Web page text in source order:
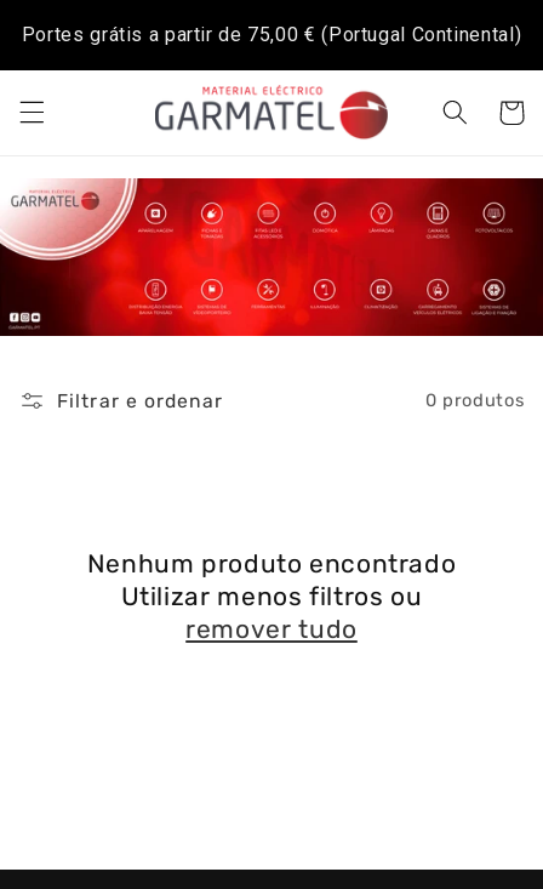
Portes grátis a partir de 75,00 € (Portugal Continental)
para o
conteúdo
Filtrar e ordenar 0 produtos
Nenhum produto encontrado
Utilizar menos filtros ou
remover tudo